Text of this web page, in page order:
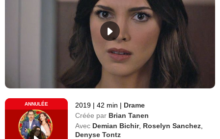
ANNULÉE 2019 | 42 min | Drame
Créée par Brian Tanen
Avec Demian Bichir, Roselyn Sanchez
Denyse Tontz